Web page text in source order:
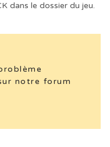
dans le dossier du jeu.
notre forum